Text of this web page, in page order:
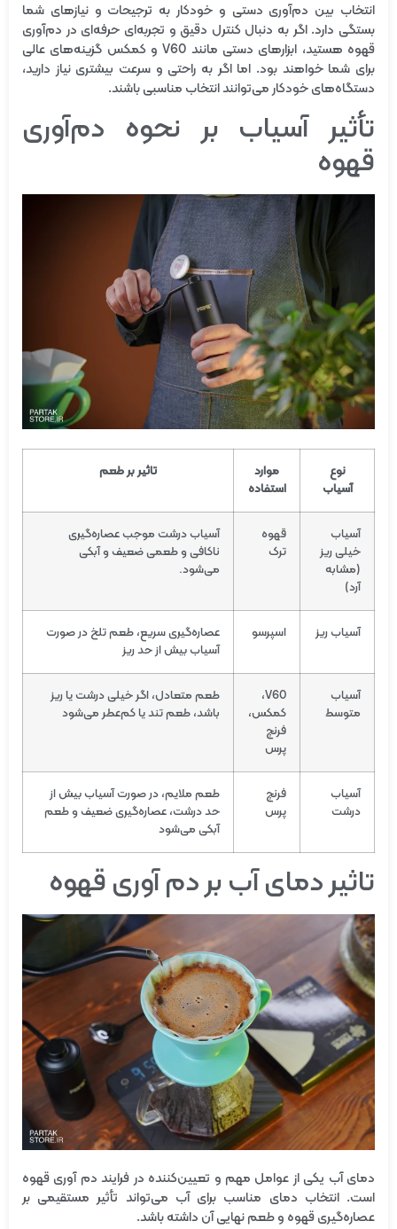
انتخاب بین دم‌آوری دستی و خودکار به ترجیحات و نیازهای شما
بستگی دارد. اگر به دنبال کنترل دقیق و تجربه‌ای حرفه‌ای در دم‌آوری
قهوه هستید، ابزارهای دستی مانند V60 و کمکس گزینه‌های عالی
برای شما خواهند بود. اما اگر به راحتی و سرعت بیشتری نیاز دارید،
دستگاه‌های خودکار می‌توانند انتخاب مناسبی باشند.
تأثیر آسیاب بر نحوه دم‌آوری
قهوه
نوع
آسیاب
موارد
استفاده
تاثیر بر طعم
آسیاب
خیلی ریز
(مشابه
آرد)
قهوه
ترک
آسیاب درشت موجب عصاره‌گیری
ناکافی و طعمی ضعیف و آبکی
می‌شود.
آسیاب ریز اسپرسو
عصاره‌گیری سریع، طعم تلخ در صورت
آسیاب بیش از حد ریز
آسیاب
متوسط
V60،
کمکس،
فرنچ
پرس
طعم متعادل، اگر خیلی درشت یا ریز
باشد، طعم تند یا کم‌عطر می‌شود
آسیاب
درشت
فرنچ
پرس
طعم ملایم، در صورت آسیاب بیش از
حد درشت، عصاره‌گیری ضعیف و طعم
آبکی می‌شود
تاثیر دمای آب بر دم آوری قهوه
دمای آب یکی از عوامل مهم و تعیین‌کننده در فرایند دم آوری قهوه
است. انتخاب دمای مناسب برای آب می‌تواند تأثیر مستقیمی بر
عصاره‌گیری قهوه و طعم نهایی آن داشته باشد.